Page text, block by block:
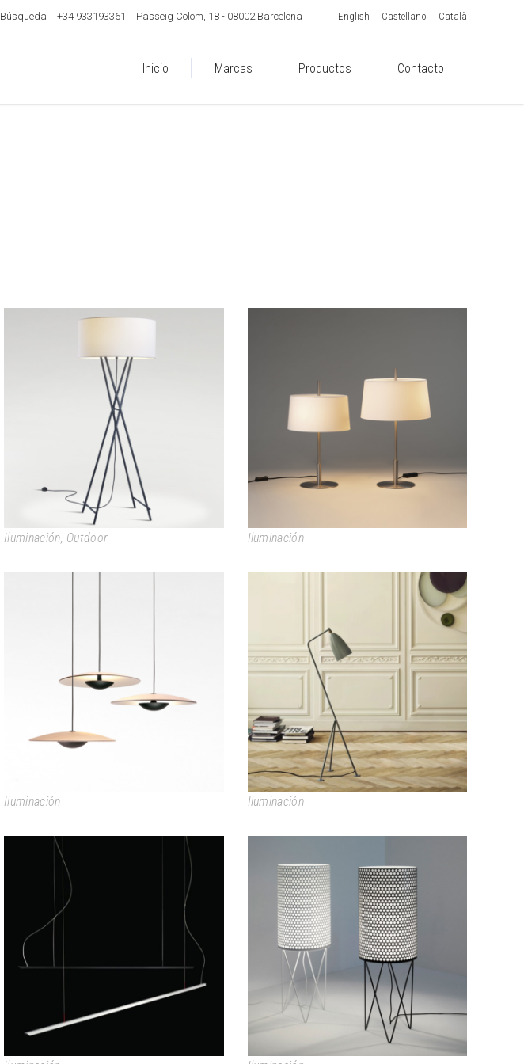
Búsqueda +34 933193361 Passeig Colom, 18 - 08002 Barcelona English Castellano Català
Inicio Marcas Productos Contacto
CALA
Iluminación, Outdoor
DIANA
Iluminación
GINGER
Iluminación
GRÄSHOPPA
Iluminación
PEDRERA LIGHTING
COLLECTION